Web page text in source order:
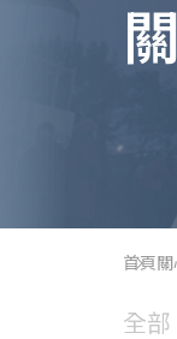
首頁
全部